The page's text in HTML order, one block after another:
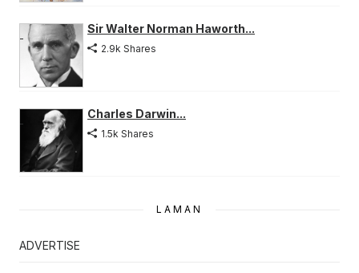
Sir Walter Norman Haworth...
2.9k Shares
Charles Darwin...
1.5k Shares
LAMAN
ADVERTISE